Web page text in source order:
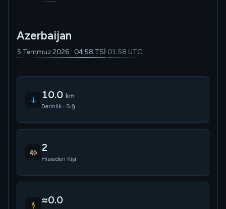
Azerbaijan
5 Temmuz 2026 · 04:58 TSİ·01:58 UTC
10.0 km
Derinlik · Sığ
2
Hisseden Kişi
≈0.0